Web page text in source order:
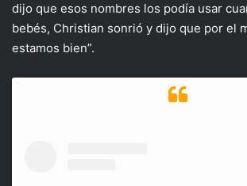
dijo que esos nombres los podía usar
bebés, Christian sonrió y dijo que por el
estamos bien”.